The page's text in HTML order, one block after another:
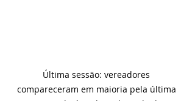
Última sessão: vereadores
compareceram em maioria pela última